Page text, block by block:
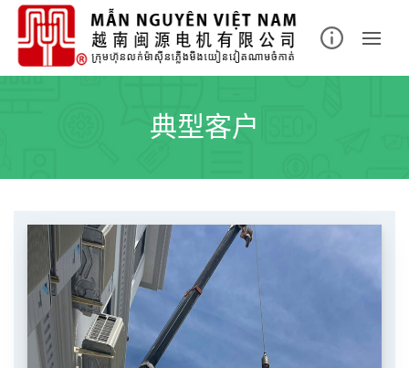
Skip
content
典型客户